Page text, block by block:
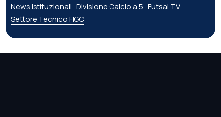
News istituzionali Divisione Calcio a 5 Futsal TV
Settore Tecnico FIGC